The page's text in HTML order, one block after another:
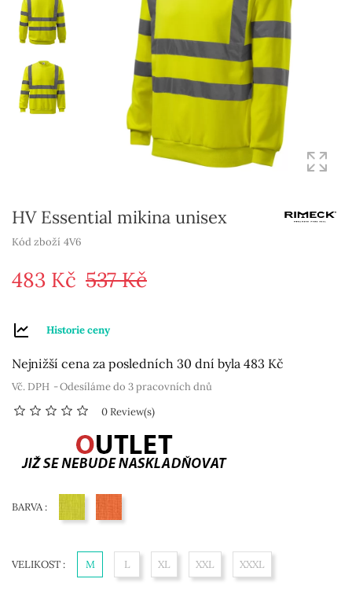
HV Essential mikina unisex
Kód zboží 4V6
483 Kč 537 Kč
Historie ceny
Nejnižší cena za posledních 30 dní byla 483 Kč
Vč. DPH
Odesíláme do 3 pracovních dnů
0 Review(s)
BARVA : fluorescenční žlutá
fluorescenční oranžová
VELIKOST : M L XL XXL XXXL